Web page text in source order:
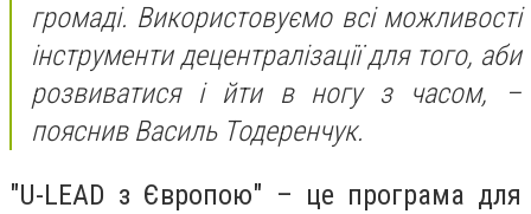
громаді. Використовуємо всі можливості
інструменти децентралізації для того, аби
розвиватися і йти в ногу з часом, –
пояснив Василь Тодеренчук.
"U-LEAD з Європою" – це програма для